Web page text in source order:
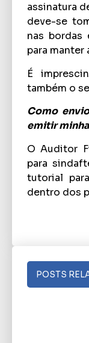
assinatura
deve-se
nas bordas
para manter
É
também o
Como
emitir
O Auditor
para
tutorial
dentro dos
POSTS